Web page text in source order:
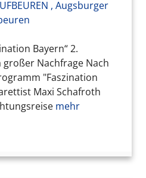
, Augsburger
Bayern“ 2.
Nachfrage Nach
"Faszination
Maxi Schafroth
mehr